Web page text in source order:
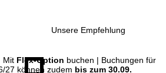
Mit Flex-Option buchen | Buchungen für
27 können zudem bis zum 30.09.